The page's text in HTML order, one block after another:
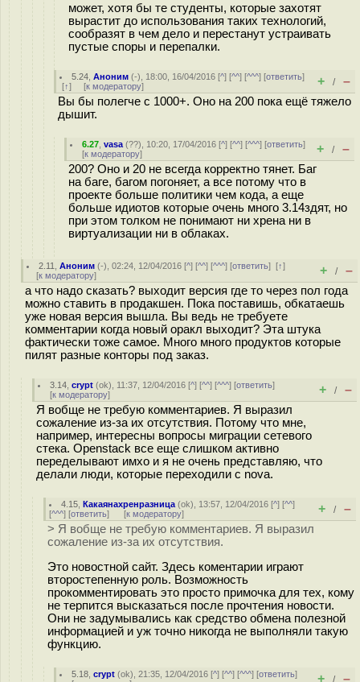
может, хотя бы те студенты, которые захотят
вырастит до использования таких технологий,
сообразят в чем дело и перестанут устраивать
пустые споры и перепалки.
5.24 ,Аноним (-), 18:00, 16/04/2016 [^] [^^] [^^^] [ответить]
[↑] [к модератору] + / –
Вы бы полегче с 1000+. Оно на 200 пока ещё тяжело
дышит.
6.27 ,vasa (??), 10:20, 17/04/2016 [^] [^^] [^^^] [ответить]
[к модератору] + / –
200? Оно и 20 не всегда корректно тянет. Баг
на баге, багом погоняет, а все потому что в
проекте больше политики чем кода, а еще
больше идиотов которые очень много 3.14здят, но
при этом толком не понимают ни хрена ни в
виртуализации ни в облаках.
2.11 ,Аноним (-), 02:24, 12/04/2016 [^] [^^] [^^^] [ответить][↑]
[к модератору] + / –
а что надо сказать? выходит версия где то через пол года
можно ставить в продакшен. Пока поставишь, обкатаешь
уже новая версия вышла. Вы ведь не требуете
комментарии когда новый оракл выходит? Эта штука
фактически тоже самое. Много много продуктов которые
пилят разные конторы под заказ.
3.14 ,crypt (ok), 11:37, 12/04/2016 [^] [^^] [^^^] [ответить]
[к модератору] + / –
Я вобще не требую комментариев. Я выразил
сожаление из-за их отсутствия. Потому что мне,
например, интересны вопросы миграции сетевого
стека. Openstack все еще слишком активно
переделывают имхо и я не очень представляю, что
делали люди, которые переходили с nova.
4.15 ,Какаянахренразница (ok), 13:57, 12/04/2016 [^] [^^]
[^^^] [ответить] [к модератору] + / –
> Я вобще не требую комментариев. Я выразил
сожаление из-за их отсутствия.
Это новостной сайт. Здесь коментарии играют
второстепенную роль. Возможность
прокомментировать это просто примочка для тех, кому
не терпится высказаться после прочтения новости.
Они не задумывались как средство обмена полезной
информацией и уж точно никогда не выполняли такую
функцию.
5.18 ,crypt (ok), 21:35, 12/04/2016 [^] [^^] [^^^] [ответить]
+ / –